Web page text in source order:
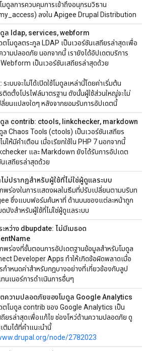
มดูลการควบคุมการเข้าถึงอนุกรมวิธาน
ลงใน Apigee Drupal Distribution
ดูล ldap, services, webform
ตโมดูลตระกูล LDAP เป็นเวอร์ชันเสถียรล่าสุดเพื่อ
วามปลอดภัย นอกจากนี้ เรายังได้อัปเดตบริการ
เป็นเวอร์ชันเสถียรล่าสุดด้วย
ระบบจะไม่ได้เปิดใช้โมดูลเหล่านี้โดยค่าเริ่มต้น
ติดตั้งโปรไฟล์มาตรฐาน ดังนั้นผู้ใช้ส่วนใหญ่จะไม่
ลี่ยนแปลงใดๆ หลังจากยอมรับการอัปเดตนี้
ดูล contrib: ctools, linkchecker, markdown
ล Chaos Tools (ctools) เป็นเวอร์ชันเสถียร
ให้มีคำเตือน เมื่อเรียกใช้ใน PHP 7 นอกจากนี้
และ Markdown ยังได้รับการอัปเดต
นเสถียรล่าสุดด้วย
ม่ปรากฏสำหรับผู้ใช้ที่ไม่ใช่ผู้ดูแลระบบ
พร่องในการแสดงผลในธีมที่ปรับเปลี่ยนตามบริบท
ซึ่งแบบฟอร์มค้นหาที่ ด้านบนของแต่ละหน้าถูก
บังสำหรับผู้ใช้ที่ไม่ใช่ผู้ดูแลระบบ
หว่าง dbupdate: ไม่มีเมธอด
พร่องที่ขั้นตอนการอัปเดตฐานข้อมูลสำหรับโมดูล
Developer Apps ทำให้เกิดข้อผิดพลาดเมื่อ
กำหนดค่าสำหรับกฎบางอย่างที่เกี่ยวข้องกับลูป
นเนอร์การดำเนินการอื่นๆ
ตความปลอดภัยของโมดูล Google Analytics
ตโมดูล contrib ของ Google Analytics เป็น
ถียรล่าสุดเพื่อแก้ไข ช่องโหว่ด้านความปลอดภัย ดู
ติมได้ที่คำแนะนำนี้
node/2782023